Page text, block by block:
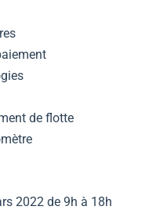
de flotte
2022 de 9h à 18h